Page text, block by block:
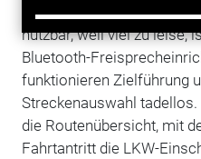
funktioniert. Ebenfalls
nutzbar, weil viel zu leise,
Bluetooth-
funktionieren Zielführung
Streckenauswahl
die Routenübersicht, mit
Fahrtantritt die LKW-